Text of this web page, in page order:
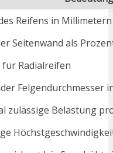
Reifens in Millimetern
Seitenwand als
für Radialreifen
Felgendurchmesser
zulässige Belastung